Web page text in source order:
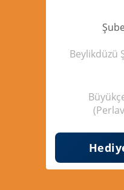
Beylikdüzü